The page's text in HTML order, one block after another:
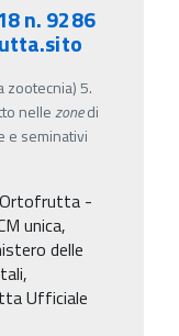
n. 9286
zootecnia) 5.
nellezonedi
e seminativi
-
unica,
delle
Ufficiale